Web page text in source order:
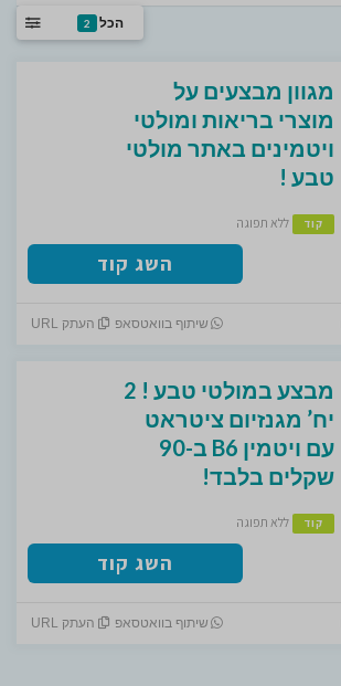
הכל 2
מגוון מבצעים על
מוצרי בריאות ומולטי
ויטמינים באתר מולטי
טבע !
קוד ללא תפוגה
השג קוד
שיתוף בוואטסאפ העתק URL
מבצע במולטי טבע ! 2
יח’ מגנזיום ציטראט
עם ויטמין B6 ב-90
שקלים בלבד!
קוד ללא תפוגה
השג קוד
שיתוף בוואטסאפ העתק URL